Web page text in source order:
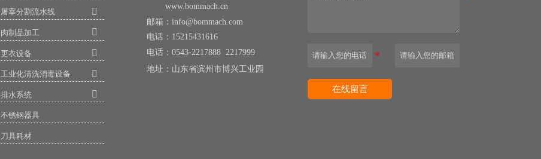
屠宰分割流水线 
肉制品加工 
更衣设备 
工业化清洗消毒设备 
排水系统 
不锈钢器具
刀具耗材
www.bommach.cn
邮箱：info@bommach.com
电话：15215431616
电话：0543-2217888 2217999
地址：山东省滨州市博兴工业园
在线留言